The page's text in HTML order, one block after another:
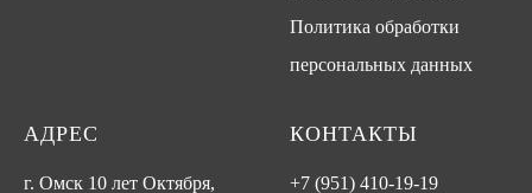
Политика обработки
персональных данных
АДРЕС
г. Омск 10 лет Октября,
КОНТАКТЫ
+7 (951) 410-19-19